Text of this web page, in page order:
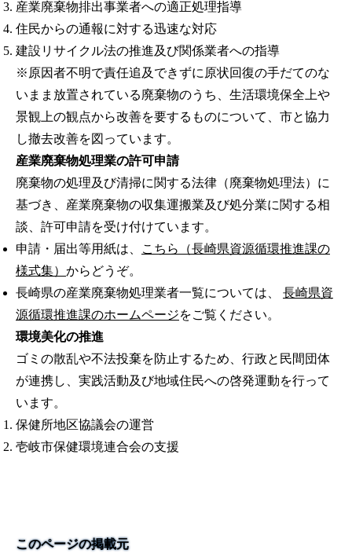
産業廃棄物排出事業者への適正処理指導
住民からの通報に対する迅速な対応
建設リサイクル法の推進及び関係業者への指導
※原因者不明で責任追及できずに原状回復の手だてのな
いまま放置されている廃棄物のうち、生活環境保全上や
景観上の観点から改善を要するものについて、市と協力
し撤去改善を図っています。
産業廃棄物処理業の許可申請
廃棄物の処理及び清掃に関する法律（廃棄物処理法）に
基づき、産業廃棄物の収集運搬業及び処分業に関する相
談、許可申請を受け付けています。
申請・届出等用紙は、
こちら（長崎県資源循環推進課の
様式集） からどうぞ。
長崎県の産業廃棄物処理業者一覧については、 長崎県資
源循環推進課のホームページをご覧ください。
環境美化の推進
ゴミの散乱や不法投棄を防止するため、行政と民間団体
が連携し、実践活動及び地域住民への啓発運動を行って
います。
保健所地区協議会の運営
壱岐市保健環境連合会の支援
このページの掲載元